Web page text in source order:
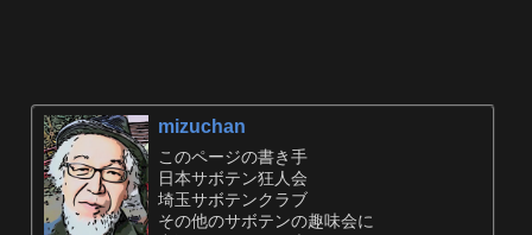
mizuchan
このページの書き手
日本サボテン狂人会
埼玉サボテンクラブ
その他のサボテンの趣味会に